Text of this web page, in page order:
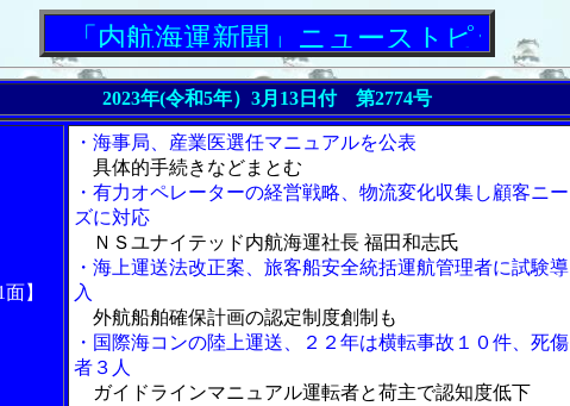
「内航海運新聞」ニューストピックス
2023年(令和5年）3月13日付 第2774号
】
・海事局、産業医選任マニュアルを公表
具体的手続きなどまとむ
・有力オペレーターの経営戦略、物流変化収集し顧客ニー
ズに対応
ＮＳユナイテッド内航海運社長 福田和志氏
・海上運送法改正案、旅客船安全統括運航管理者に試験導
入
外航船舶確保計画の認定制度創制も
・国際海コンの陸上運送、２２年は横転事故１０件、死傷
者３人
ガイドラインマニュアル運転者と荷主で認知度低下